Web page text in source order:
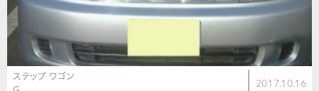
ステップ ワゴン
2017.10.16